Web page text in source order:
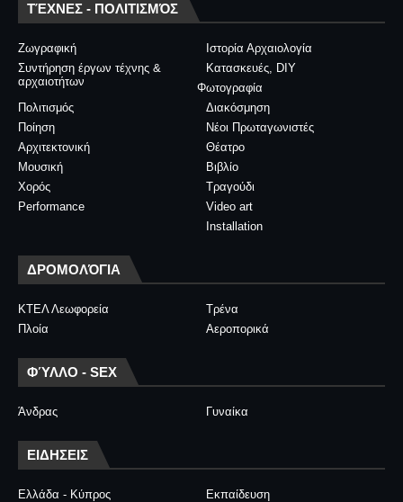
ΤΈΧΝΕΣ - ΠΟΛΙΤΙΣΜΌΣ
Ζωγραφική
Ιστορία Αρχαιολογία
Συντήρηση έργων τέχνης &
αρχαιοτήτων
Κατασκευές, DIY
Φωτογραφία
Διακόσμηση
Πολιτισμός
Νέοι Πρωταγωνιστές
Ποίηση
Θέατρο
Αρχιτεκτονική
Βιβλίο
Μουσική
Τραγούδι
Χορός
Video art
Performance
Installation
ΔΡΟΜΟΛΌΓΙΑ
ΚΤΕΛ Λεωφορεία
Τρένα
Πλοία
Αεροπορικά
ΦΎΛΛΟ - SEX
Άνδρας Γυναίκα
ΕΙΔΗΣΕΙΣ
Ελλάδα - Κύπρος
Εκπαίδευση